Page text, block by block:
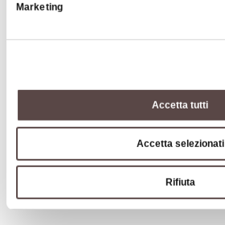
Marketing
Accetta tutti
Accetta selezionati
Rifiuta
IT037031C1OLGOCOTL